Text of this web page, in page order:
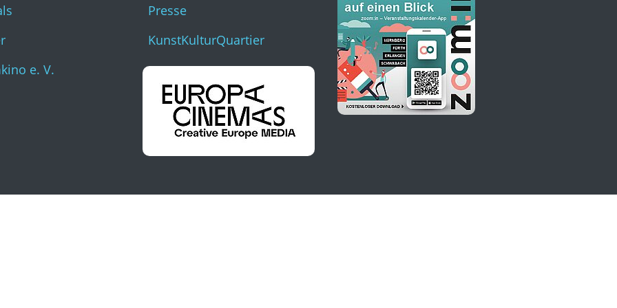
e. V.
Presse
KunstKulturQuartier